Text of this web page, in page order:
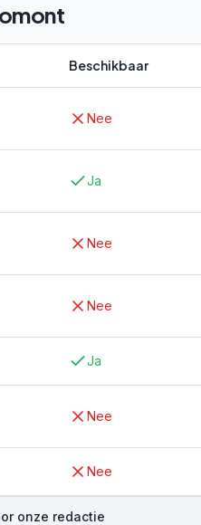
Beschikbaar
Nee
Ja
Nee
Nee
Ja
Nee
Nee
onze redactie